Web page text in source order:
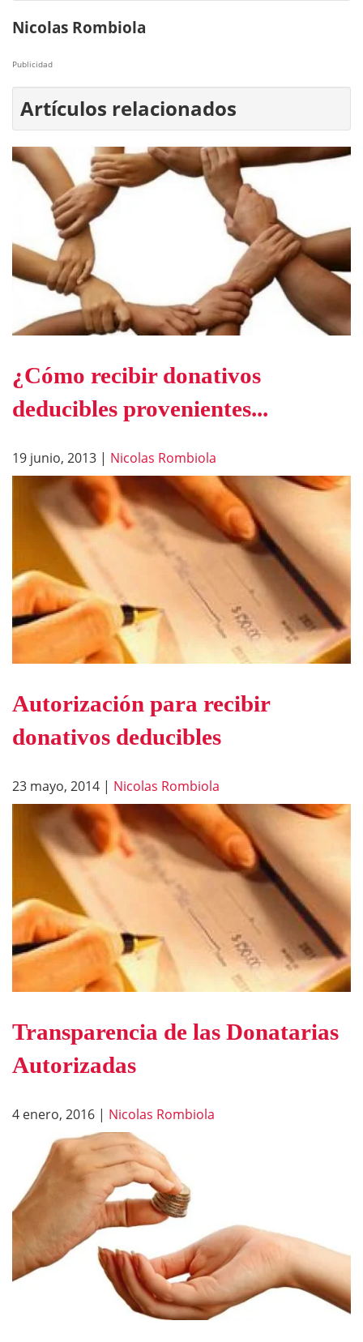
Nicolas Rombiola
Publicidad
Artículos relacionados
¿Cómo recibir donativos
deducibles provenientes...
19 junio, 2013 | Nicolas Rombiola
Autorización para recibir
donativos deducibles
23 mayo, 2014 | Nicolas Rombiola
Transparencia de las Donatarias
Autorizadas
4 enero, 2016 | Nicolas Rombiola